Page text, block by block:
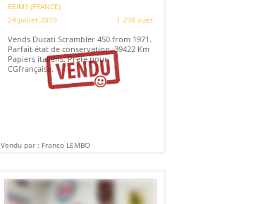
REIMS (FRANCE)
24 juillet 2019
1 298 vues
Vends Ducati Scrambler 450 from 1971.
Parfait état de conservation. 39422 Km
Papiers italiens. Prête pour
CGfrançaise.
Vendu par : Franco LEMBO